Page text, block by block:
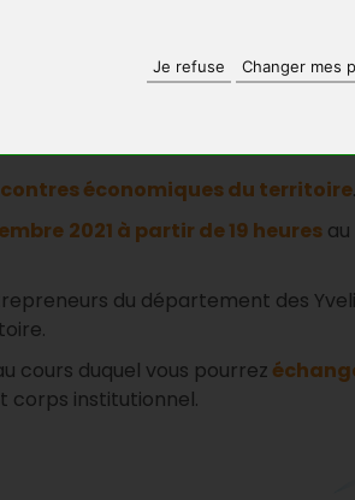
Je refuse Changer mes
BGE
DU
économiques du territoire.
2021 à partir de 19 heures
du département des
cours duquel vous pourrez
corps institutionnel.